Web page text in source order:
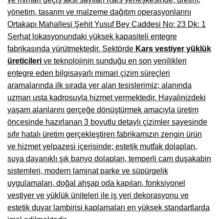
Manisa Mobilyacılar, Mobilya Fabrikaları, Mağazaları
Osmaniye Mobilyacılar, Mobilya Mağazaları, İmalatçıları
Düzce Mobilyacılar, Mobilya Mağazaları, Fabrikaları
Samsun Mobilyacıları, Mobilya Fabrikaları, Mağazaları
Balıkesir Mobilya Mağazaları, Fabrikaları, İmalatçıları
Kahramanmaraş Mobilya İmalatçıları, Mağazaları, Fabrikaları
Mardin Mobilyacılar, Mağazaları, İmalatçıları
Diyarbakır Mobilyacılar, Mobilya Firmaları, İmalatçıları
Şanlıurfa Mobilyacılar, Mobilya Mağazaları, Firmaları
Trabzon Mobilyacılar, Mobilya İmalatçıları, Mağazaları
Erzurum Mobilyacılar, Mobilya İmalatçıları, Mağazaları
Afyon Mobilyacılar, Mobilya Mağazaları, İmalatçıları
yönetim, tasarım ve malzeme dağıtım operasyonlarını
Ortakapı Mahallesi Şehit Yusuf Bey Caddesi No: 23 Dk: 1
Serhat lokasyonundaki yüksek kapasiteli entegre
fabrikasında yürütmektedir. Sektörde Kars vestiyer yüklük
üreticileri ve teknolojinin sunduğu en son yenilikleri
entegre eden bilgisayarlı mimari çizim süreçleri
aramalarında ilk sırada yer alan tesislerimiz; alanında
uzman usta kadrosuyla hizmet vermektedir. Hayalinizdeki
yaşam alanlarını gerçeğe dönüştürmek amacıyla üretim
öncesinde hazırlanan 3 boyutlu detaylı çizimler sayesinde
sıfır hatalı üretim gerçekleştiren fabrikamızın zengin ürün
ve hizmet yelpazesi içerisinde; estetik mutfak dolapları,
suya dayanıklı şık banyo dolapları, temperli cam duşakabin
sistemleri, modern laminat parke ve süpürgelik
uygulamaları, doğal ahşap oda kapıları, fonksiyonel
vestiyer ve yüklük üniteleri ile iş yeri dekorasyonu ve
estetik duvar lambirisi kaplamaları en yüksek standartlarda